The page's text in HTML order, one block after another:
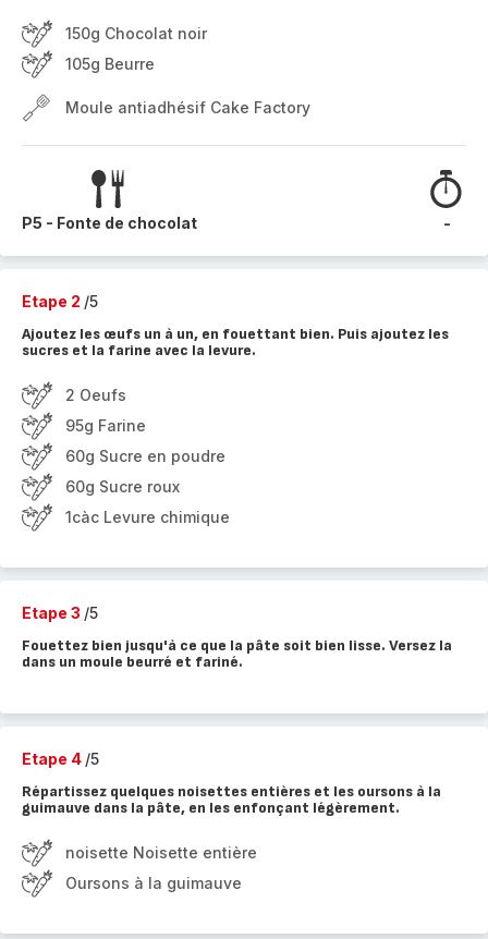
150g Chocolat noir
105g Beurre
Moule antiadhésif Cake Factory
P5 - Fonte de chocolat -
Etape 2 /5
Ajoutez les œufs un à un, en fouettant bien. Puis ajoutez les
sucres et la farine avec la levure.
2 Oeufs
95g Farine
60g Sucre en poudre
60g Sucre roux
1càc Levure chimique
Etape 3 /5
Fouettez bien jusqu'à ce que la pâte soit bien lisse. Versez la
dans un moule beurré et fariné.
Etape 4 /5
Répartissez quelques noisettes entières et les oursons à la
guimauve dans la pâte, en les enfonçant légèrement.
noisette Noisette entière
Oursons à la guimauve